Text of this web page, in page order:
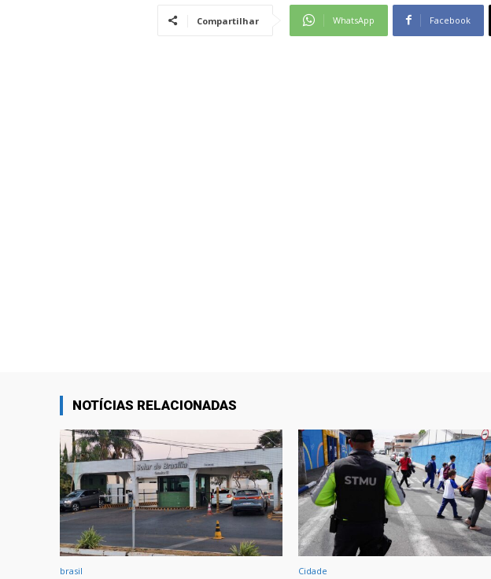
Compartilhar WhatsApp Facebook
NOTÍCIAS RELACIONADAS
brasil Cidade